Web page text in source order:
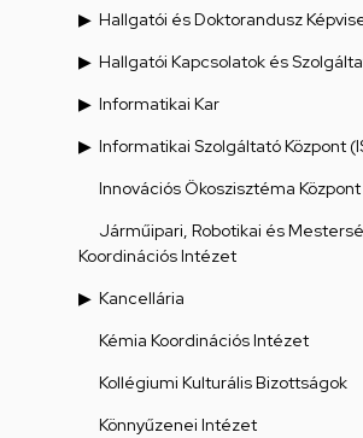
Hallgatói és Doktorandusz
Hallgatói Kapcsolatok és
Informatikai Kar
Informatikai Szolgáltató Központ
Innovációs Ökoszisztéma Központ
Járműipari, Robotikai és
Koordinációs Intézet
Kancellária
Kémia Koordinációs Intézet
Kollégiumi Kulturális Bizottságok
Könnyűzenei Intézet